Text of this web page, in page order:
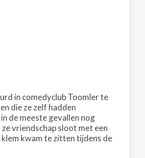
in comedyclub Toomler te
die ze zelf hadden
de meeste gevallen nog
vriendschap sloot met een
kwam te zitten tijdens de